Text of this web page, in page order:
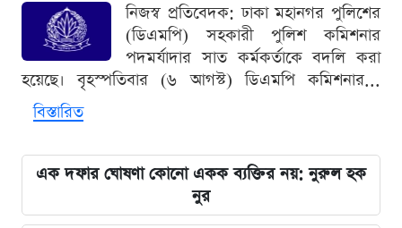
নিজস্ব প্রতিবেদক: ঢাকা মহানগর পুলিশের
(ডিএমপি) সহকারী পুলিশ কমিশনার
পদমর্যাদার সাত কর্মকর্তাকে বদলি করা
হয়েছে। বৃহস্পতিবার (৬ আগস্ট) ডিএমপি কমিশনার...
বিস্তারিত
এক দফার ঘোষণা কোনো একক ব্যক্তির নয়: নুরুল হক
নুর